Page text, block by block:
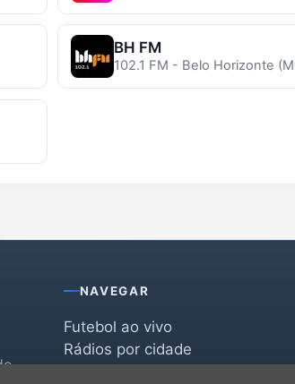
BH FM
102.1 FM - Belo Horizonte
NAVEGAR
Futebol ao vivo
Rádios por cidade